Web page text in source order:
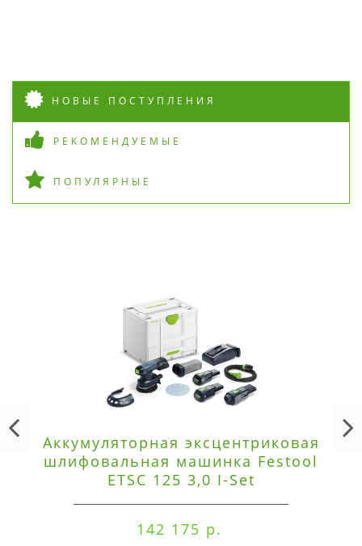
НОВЫЕ ПОСТУПЛЕНИЯ
РЕКОМЕНДУЕМЫЕ
ПОПУЛЯРНЫЕ
Аккумуляторная эксцентриковая
шлифовальная машинка Festool
ETSC 125 3,0 I-Set
142 175 р.